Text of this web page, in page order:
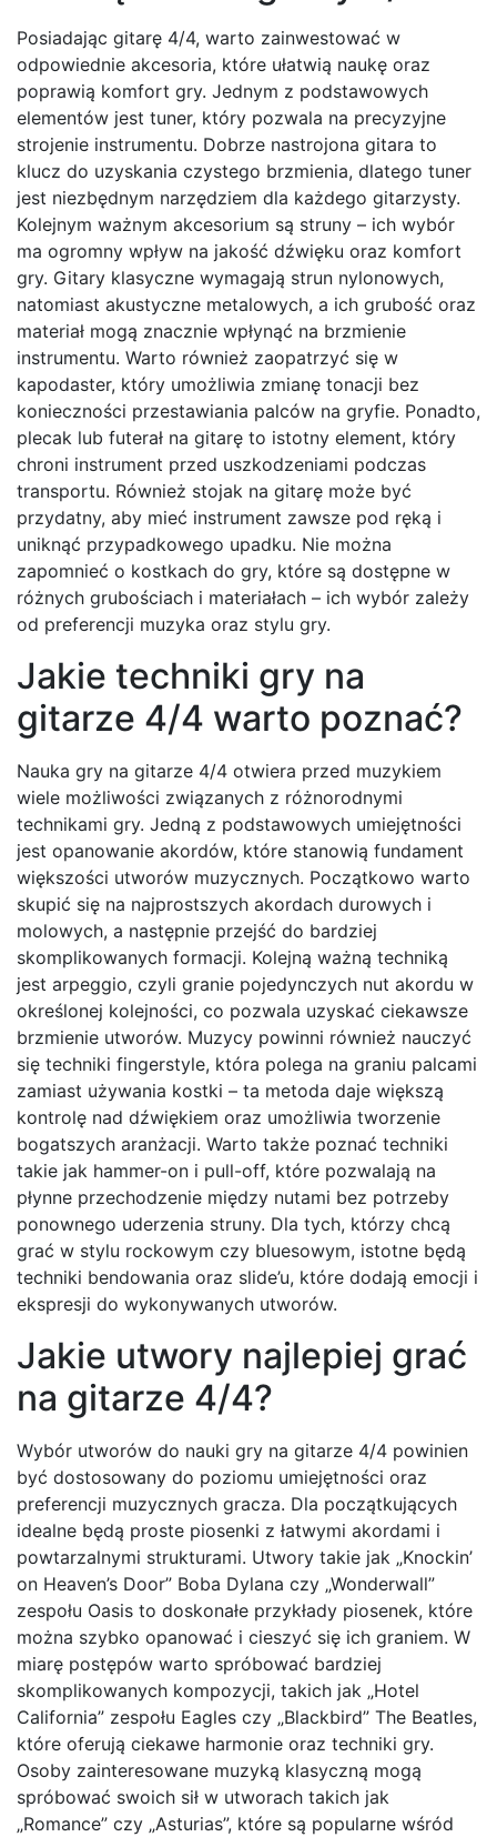
Posiadając gitarę 4/4, warto zainwestować w
odpowiednie akcesoria, które ułatwią naukę oraz
poprawią komfort gry. Jednym z podstawowych
elementów jest tuner, który pozwala na precyzyjne
strojenie instrumentu. Dobrze nastrojona gitara to
klucz do uzyskania czystego brzmienia, dlatego tuner
jest niezbędnym narzędziem dla każdego gitarzysty.
Kolejnym ważnym akcesorium są struny – ich wybór
ma ogromny wpływ na jakość dźwięku oraz komfort
gry. Gitary klasyczne wymagają strun nylonowych,
natomiast akustyczne metalowych, a ich grubość oraz
materiał mogą znacznie wpłynąć na brzmienie
instrumentu. Warto również zaopatrzyć się w
kapodaster, który umożliwia zmianę tonacji bez
konieczności przestawiania palców na gryfie. Ponadto,
plecak lub futerał na gitarę to istotny element, który
chroni instrument przed uszkodzeniami podczas
transportu. Również stojak na gitarę może być
przydatny, aby mieć instrument zawsze pod ręką i
uniknąć przypadkowego upadku. Nie można
zapomnieć o kostkach do gry, które są dostępne w
różnych grubościach i materiałach – ich wybór zależy
od preferencji muzyka oraz stylu gry.
Jakie techniki gry na
gitarze 4/4 warto poznać?
Nauka gry na gitarze 4/4 otwiera przed muzykiem
wiele możliwości związanych z różnorodnymi
technikami gry. Jedną z podstawowych umiejętności
jest opanowanie akordów, które stanowią fundament
większości utworów muzycznych. Początkowo warto
skupić się na najprostszych akordach durowych i
molowych, a następnie przejść do bardziej
skomplikowanych formacji. Kolejną ważną techniką
jest arpeggio, czyli granie pojedynczych nut akordu w
określonej kolejności, co pozwala uzyskać ciekawsze
brzmienie utworów. Muzycy powinni również nauczyć
się techniki fingerstyle, która polega na graniu palcami
zamiast używania kostki – ta metoda daje większą
kontrolę nad dźwiękiem oraz umożliwia tworzenie
bogatszych aranżacji. Warto także poznać techniki
takie jak hammer-on i pull-off, które pozwalają na
płynne przechodzenie między nutami bez potrzeby
ponownego uderzenia struny. Dla tych, którzy chcą
grać w stylu rockowym czy bluesowym, istotne będą
techniki bendowania oraz slide’u, które dodają emocji i
ekspresji do wykonywanych utworów.
Jakie utwory najlepiej grać
na gitarze 4/4?
Wybór utworów do nauki gry na gitarze 4/4 powinien
być dostosowany do poziomu umiejętności oraz
preferencji muzycznych gracza. Dla początkujących
idealne będą proste piosenki z łatwymi akordami i
powtarzalnymi strukturami. Utwory takie jak „Knockin’
on Heaven’s Door” Boba Dylana czy „Wonderwall”
zespołu Oasis to doskonałe przykłady piosenek, które
można szybko opanować i cieszyć się ich graniem. W
miarę postępów warto spróbować bardziej
skomplikowanych kompozycji, takich jak „Hotel
California” zespołu Eagles czy „Blackbird” The Beatles,
które oferują ciekawe harmonie oraz techniki gry.
Osoby zainteresowane muzyką klasyczną mogą
spróbować swoich sił w utworach takich jak
„Romance” czy „Asturias”, które są popularne wśród